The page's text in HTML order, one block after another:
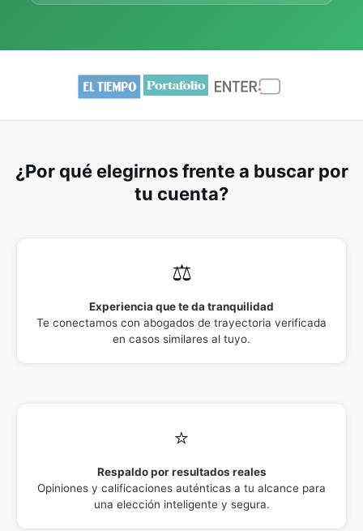
¿Por qué elegirnos frente a buscar por
tu cuenta?
⚖️
Experiencia que te da tranquilidad
Te conectamos con abogados de trayectoria verificada
en casos similares al tuyo.
⭐
Respaldo por resultados reales
Opiniones y calificaciones auténticas a tu alcance para
una elección inteligente y segura.